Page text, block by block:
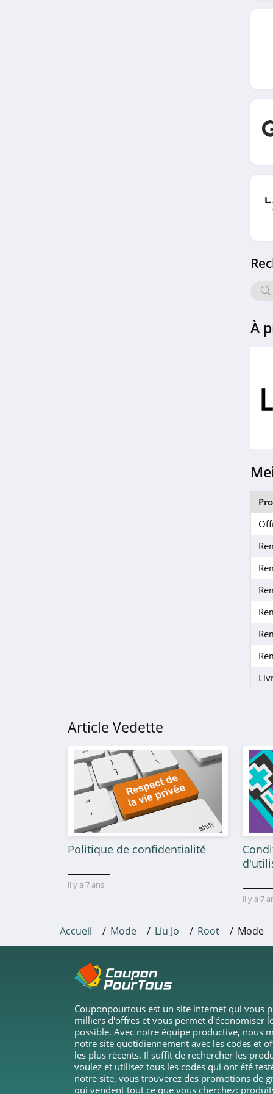
4.6
Tealer
4.1
Dressinn
4.0
Monsieur TSHIRT
4.6
Vestiaire Collective
Wooop
4.2
Destock Jeans
4.3
À
Article Vedette
Politique de confidentialité
il y a 7 ans
il y a 7
Accueil Mode Liu Jo Root Mode
Couponpourtous est un site internet qui vous
milliers d'offres et vous permet d'économiser
possible. Avec notre équipe productive, nous
notre site quotidiennement avec les codes et
les plus récents. Il suffit de rechercher les
voulez et utilisez tous les codes qui ont été
notre site, vous trouverez des promotions de
qui vendent tout ce que vous cherchez: